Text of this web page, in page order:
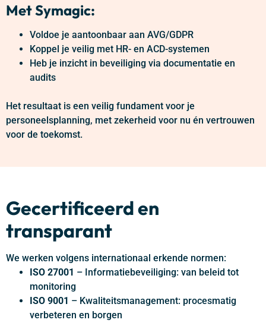
Met Symagic:
Voldoe je aantoonbaar aan AVG/GDPR
Koppel je veilig met HR- en ACD-systemen
Heb je inzicht in beveiliging via documentatie en
audits
Het resultaat is een veilig fundament voor je
personeelsplanning, met zekerheid voor nu én vertrouwen
voor de toekomst.
Gecertificeerd en
transparant
We werken volgens internationaal erkende normen:
ISO 27001 – Informatiebeveiliging: van beleid tot
monitoring
ISO 9001 – Kwaliteitsmanagement: procesmatig
verbeteren en borgen